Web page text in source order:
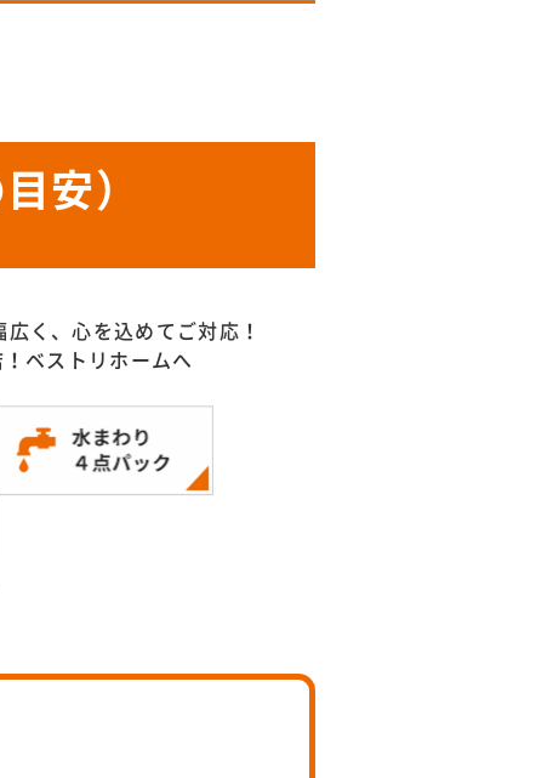
安）
く、心を込めてご対応！
ベストリホームへ